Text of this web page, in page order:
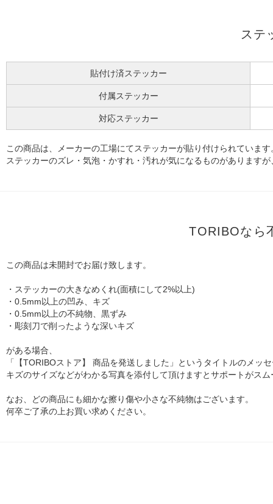
ステ
貼付け済ステッカー
付属ステッカー
対応ステッカー
この商品は、メーカーの工場にてステッカーが貼り付けられています
ステッカーのズレ・気泡・かすれ・汚れが気になるものがあります
TORIBOなら
この商品は未開封でお届け致します。
・ステッカーの大きなめくれ(面積にして2%以上)
・0.5mm以上の凹み、キズ
・0.5mm以上の不純物、黒ずみ
・彫刻刀で削ったような深いキズ
がある場合、
「【TORIBOストア】 商品を発送しました」というタイトルのメッ
キズのサイズなどがわかる写真を添付して頂けますとサポートがス
なお、どの商品にも細かな擦り傷や小さな不純物はございます。
何卒ご了承の上お買い求めください。